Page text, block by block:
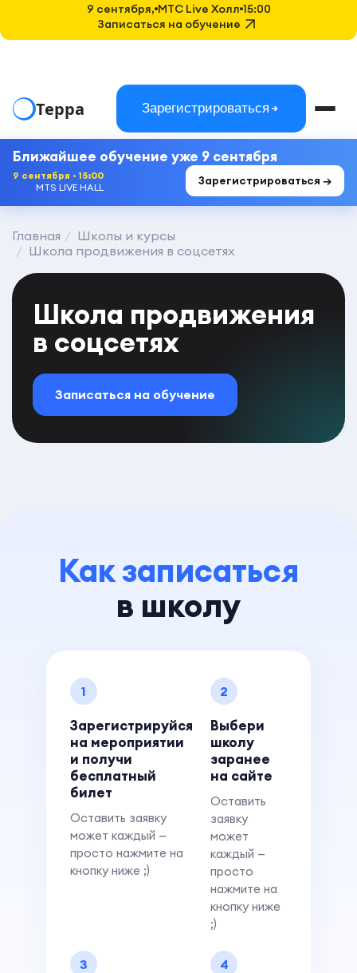
Терра Зарегистрироваться
Ближайшее обучение уже 9 сентября
9 сентября · 15:00
MTS LIVE HALL
Зарегистрироваться →
Главная
Школы и курсы
Школа продвижения в соцсетях
Школа продвижения
в соцсетях
Записаться на обучение
Как записаться
в школу
1
Зарегистрируйся
на мероприятии
и получи
бесплатный
билет
Оставить заявку
может каждый —
просто нажмите на
кнопку ниже ;)
2
Выбери
школу
заранее
на сайте
Оставить
заявку
может
каждый —
просто
нажмите на
кнопку ниже
;)
3 4
9 сентября, MTC Live Холл 15:00
Записаться на обучение